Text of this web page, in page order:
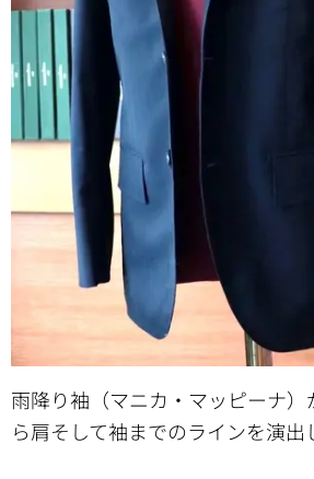
雨降り袖（マニカ・マッピーナ
ら肩そして袖までのラインを演出